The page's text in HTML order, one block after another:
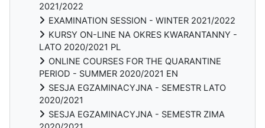
2021/2022
EXAMINATION SESSION - WINTER 2021/2022
KURSY ON-LINE NA OKRES KWARANTANNY -
LATO 2020/2021 PL
ONLINE COURSES FOR THE QUARANTINE
PERIOD - SUMMER 2020/2021 EN
SESJA EGZAMINACYJNA - SEMESTR LATO
2020/2021
SESJA EGZAMINACYJNA - SEMESTR ZIMA